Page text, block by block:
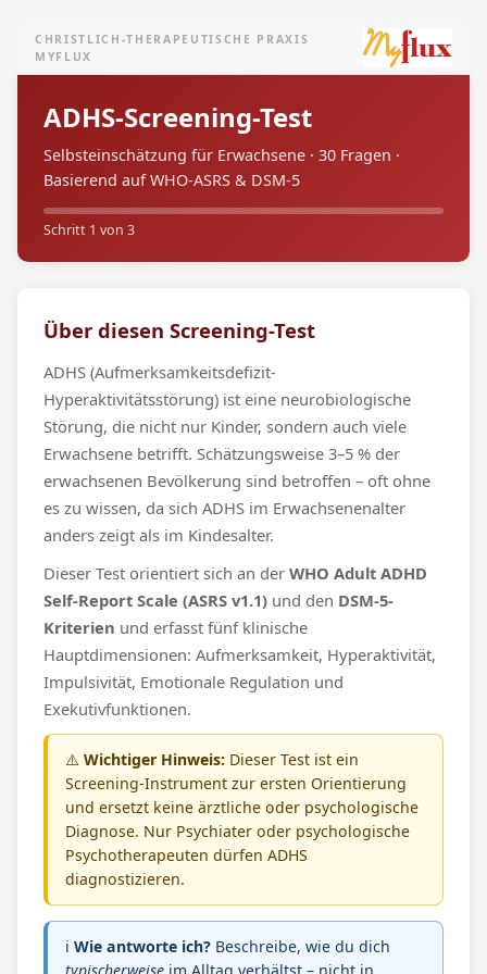
CHRISTLICH-THERAPEUTISCHE PRAXIS
MYFLUX
ADHS-Screening-Test
Selbsteinschätzung für Erwachsene · 30 Fragen ·
Basierend auf WHO-ASRS & DSM-5
Schritt 1 von 3
Über diesen Screening-Test
ADHS (Aufmerksamkeitsdefizit-
Hyperaktivitätsstörung) ist eine neurobiologische
Störung, die nicht nur Kinder, sondern auch viele
Erwachsene betrifft. Schätzungsweise 3–5 % der
erwachsenen Bevölkerung sind betroffen – oft ohne
es zu wissen, da sich ADHS im Erwachsenenalter
anders zeigt als im Kindesalter.
Dieser Test orientiert sich an der WHO Adult ADHD
Self-Report Scale (ASRS v1.1) und den DSM-5-
Kriterien und erfasst fünf klinische
Hauptdimensionen: Aufmerksamkeit, Hyperaktivität,
Impulsivität, Emotionale Regulation und
Exekutivfunktionen.
⚠️ Wichtiger Hinweis: Dieser Test ist ein
Screening-Instrument zur ersten Orientierung
und ersetzt keine ärztliche oder psychologische
Diagnose. Nur Psychiater oder psychologische
Psychotherapeuten dürfen ADHS
diagnostizieren.
ℹ️ Wie antworte ich? Beschreibe, wie du dich